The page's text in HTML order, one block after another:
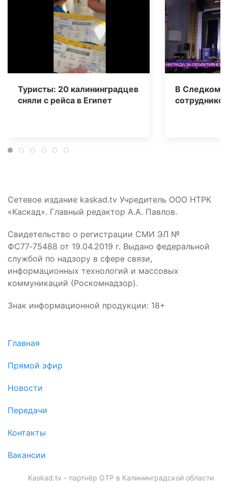
Туристы: 20 калининградцев
сняли с рейса в Египет
В Следкоме
Сетевое издание kaskad.tv Учредитель ООО НТРК
«Каскад». Главный редактор А.А. Павлов.
Свидетельство о регистрации СМИ ЭЛ №
ФС77‑75488 от 19.04.2019 г. Выдано федеральной
службой по надзору в сфере связи,
информационных технологий и массовых
коммуникаций (Роскомнадзор).
Знак информационной продукции: 18+
Главная
Прямой эфир
Новости
Передачи
Контакты
Вакансии
Kaskad.tv - партнёр ОТР в Калининградской области